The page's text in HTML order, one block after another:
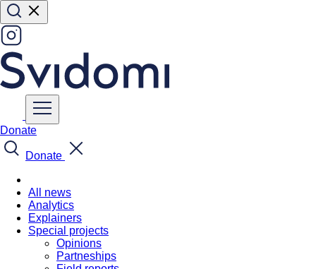
Donate
Donate
All news
Analytics
Explainers
Special projects
Opinions
Partneships